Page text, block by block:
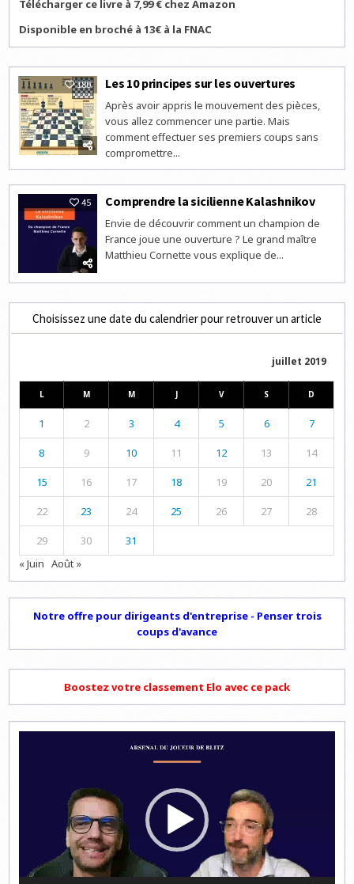
Télécharger ce livre à 7,99 € chez Amazon
Disponible en broché à 13€ à la FNAC
180 Les 10 principes sur les ouvertures
Après avoir appris le mouvement des pièces,
vous allez commencer une partie. Mais
comment effectuer ses premiers coups sans
compromettre...
45 Comprendre la sicilienne Kalashnikov
Envie de découvrir comment un champion de
France joue une ouverture ? Le grand maître
Matthieu Cornette vous explique de...
Choisissez une date du calendrier pour retrouver un article
juillet 2019
L M M J V S D
1 2 3 4 5 6 7
8 9 10 11 12 13 14
15 16 17 18 19 20 21
22 23 24 25 26 27 28
29 30
31
« Juin Août »
Notre offre pour dirigeants d'entreprise - Penser trois
coups d'avance
Boostez votre classement Elo avec ce pack